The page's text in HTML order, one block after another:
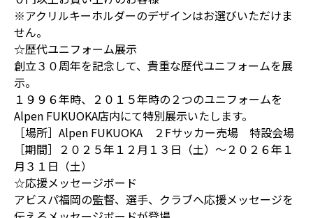
※アクリルキーホルダーのデザインはお選びいただけま
せん。
☆歴代ユニフォーム展示
創立３０周年を記念して、貴重な歴代ユニフォームを展
示。
１９９６年時、２０１５年時の２つのユニフォームを
Alpen FUKUOKA店内にて特別展示いたします。
［場所］Alpen FUKUOKA ２Fサッカー売場 特設会場
［期間］２０２５年１２月１３日（土）～２０２６年１
月３１日（土）
☆応援メッセージボード
アビスパ福岡の監督、選手、クラブへ応援メッセージを